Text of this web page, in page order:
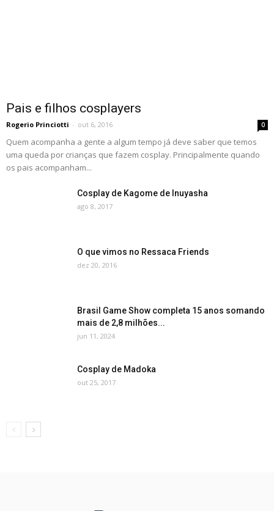
Pais e filhos cosplayers
Rogerio Princiotti - out 6, 2016 0
Quem acompanha a gente a algum tempo já deve saber que temos
uma queda por crianças que fazem cosplay. Principalmente quando
os pais acompanham...
Cosplay de Kagome de Inuyasha
ago 8, 2017
O que vimos no Ressaca Friends
dez 20, 2016
Brasil Game Show completa 15 anos somando
mais de 2,8 milhões...
jun 11, 2024
Cosplay de Madoka
out 25, 2017